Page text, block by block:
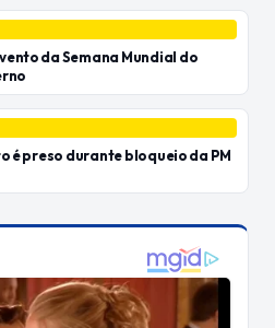
da Semana Mundial do
é preso durante bloqueio da PM